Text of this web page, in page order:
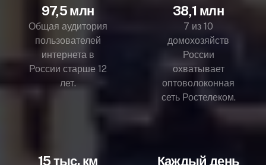
97,5 млн
Общая аудитория
пользователей
интернета в
России старше 12
лет.
38,1 млн
7 из 10
домохозяйств
России
охватывает
оптоволоконная
сеть Ростелеком.
15 тыс. км Каждый день